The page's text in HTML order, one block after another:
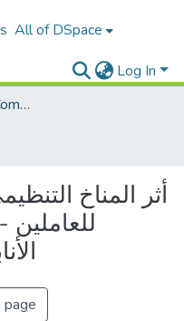
All of DSpace
Log In
Faculty of Economics, Commercial Sciences and Management Sciences
أثر المناخ